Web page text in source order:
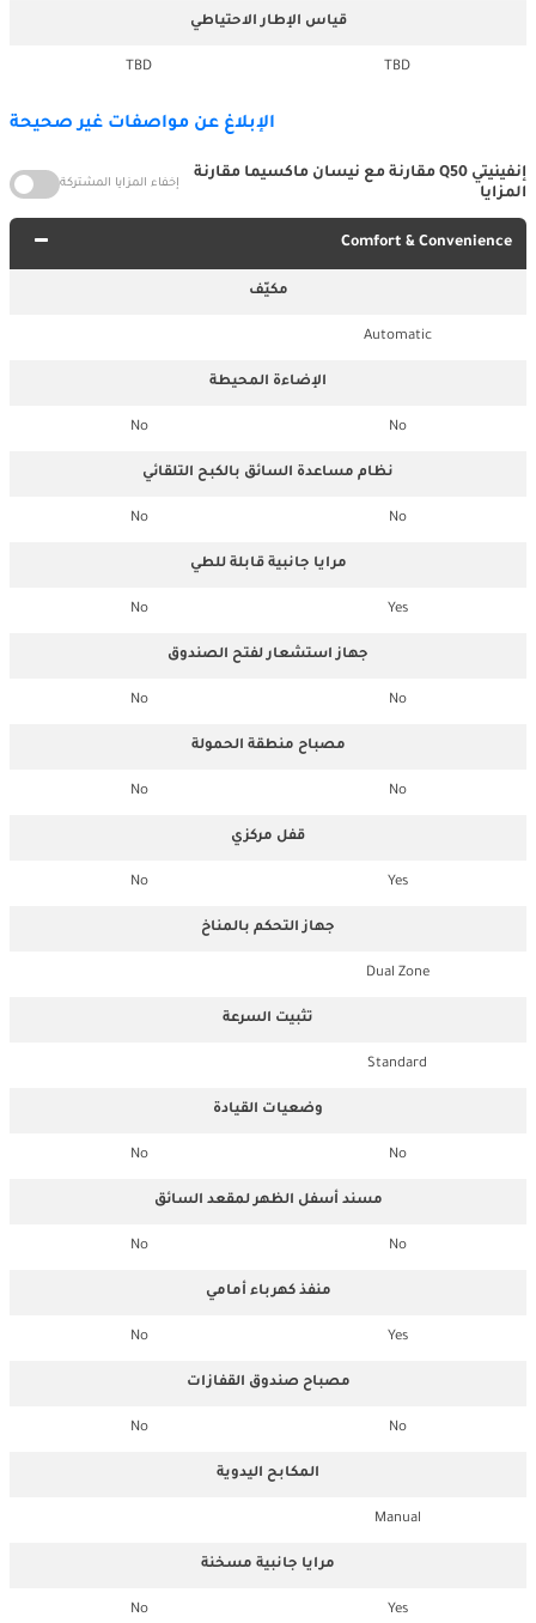
قياس الإطار الاحتياطي
TBD
TBD
الإبلاغ عن مواصفات غير صحيحة
إنفينيتي Q50 مقارنة مع نيسان ماكسيما مقارنة
المزايا
إخفاء المزايا المشتركة
Comfort & Convenience
مكيّف
Automatic
الإضاءة المحيطة
No
No
نظام مساعدة السائق بالكبح التلقائي
No
No
مرايا جانبية قابلة للطي
Yes
No
جهاز استشعار لفتح الصندوق
No
No
مصباح منطقة الحمولة
No
No
قفل مركزي
Yes
No
جهاز التحكم بالمناخ
Dual Zone
تثبيت السرعة
Standard
وضعيات القيادة
No
No
مسند أسفل الظهر لمقعد السائق
No
No
منفذ كهرباء أمامي
Yes
No
مصباح صندوق القفازات
No
No
المكابح اليدوية
Manual
مرايا جانبية مسخنة
Yes
No